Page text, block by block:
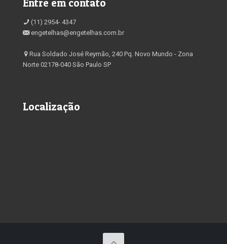
Entre em contato
(11) 2954- 4347
engetelhas@engetelhas.com.br
Rua Soldado José Reymão, 240 Pq. Novo Mundo - Zona
Norte 02178-040 São Paulo SP
Localização